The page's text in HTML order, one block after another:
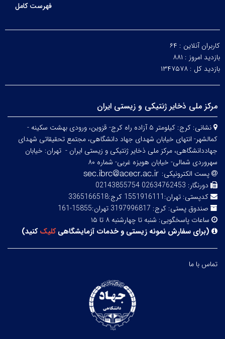
فهرست کامل
کاربران آنلاین : ۶۴
بازدید امروز : ۸۸۱
بازدید کل : ۱۳۴۷۵۷۸
مرکز ملی ذخایر ژنتیکی و زیستی ایران
نشانی:
کرج: کیلومتر ۵ آزاده راه کرج- قزوین، ورودی بهشت سکینه -
کمالشهر- انتهای خیابان شهدای جهاد دانشگاهی، مجتمع تحقیقاتی شهدای
جهاددانشگاهی، مرکز ملی ذخایر ژنتیکی و زیستی ایران - تهران: خیابان
سهروردی شمالی- خیابان هویزه غربی- شماره ۸۰
پست الکترونیکی:
دورنگار: 02634762453 02143855754
کدپستی: تهران:1551916111 کرج:3365166518
صندوق پستی: کرج: 3197996817 تهران:15855-161
ساعات پاسخگویی: شنبه تا چهارشنبه ۸ تا ۱۵
(برای سفارش نمونه زیستی و خدمات آزمایشگاهیکلیککنید)
تماس با ما